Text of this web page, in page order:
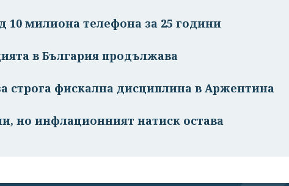
10 милиона телефона за 25 години
в България продължава
строга фискална дисциплина в Аржентина
но инфлационният натиск остава